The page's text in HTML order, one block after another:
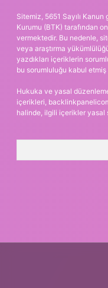
Sitemiz, 5651 Sayılı
Kurumu (BTK) tarafından
vermektedir. Bu nedenle,
veya araştırma
yazdıkları içeriklerin
bu sorumluluğu kabul etmiş
Hukuka ve yasal
içerikleri,
halinde, ilgili içerikler yasal